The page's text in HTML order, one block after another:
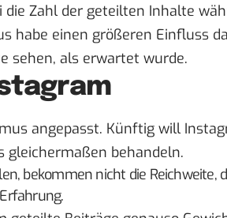
Zahl der geteilten Inhalte
habe einen größeren Einfluss
sehen, als erwartet wurde.
angepasst. Künftig will
gleichermaßen behandeln.
bekommen nicht die Reichweite,